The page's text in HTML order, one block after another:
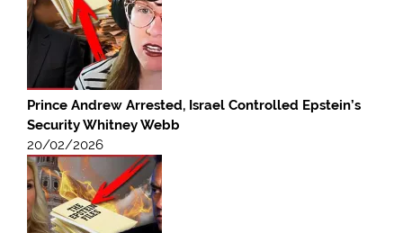
Prince Andrew Arrested, Israel Controlled Epstein’s
Security Whitney Webb
20/02/2026